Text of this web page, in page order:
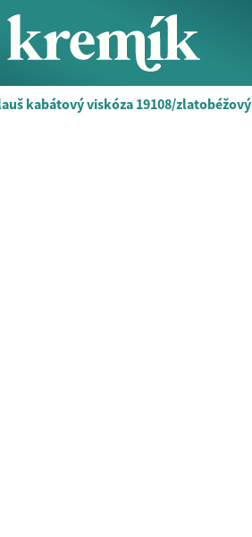
kabátový viskóza 19108/zlatobéžový